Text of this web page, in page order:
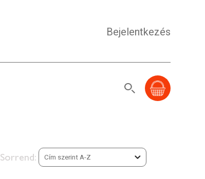
Bejelentkezés
Sorrend: